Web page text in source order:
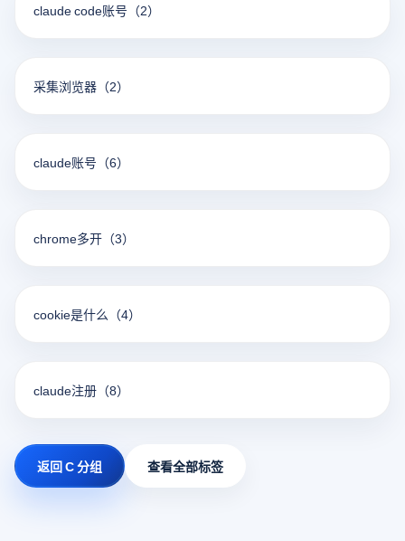
claude code账号 （2）
采集浏览器 （2）
claude账号 （6）
chrome多开 （3）
cookie是什么 （4）
claude注册 （8）
返回 C 分组 查看全部标签